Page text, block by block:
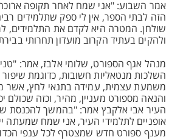
אמר השבוע: "אני שמח לאחר תקופה
הזה לבתי הספר, אין לי ספק שתלמידים
שולחן. המטרה היא לקדם את התלמידים,
ולהקים בעתיד הקרוב מועדון תחרותי
מנהל אגף הספורט, שלומי אלבז, אמר:
השלכות מנטאליות חשובות, כדוגמת שיפור
משמעת עצמית, עמידה בתנאי לחץ, אשר
והנאה מספורט מעניין, מהיר, וכזה שכולם
העיר אבי אלקבץ אמר: "בהמשך להכנסת
אופניים לתלמידי העיר, אני שמח שמעתה
מענף ספורט חדש שמצטרף לכל ענפי